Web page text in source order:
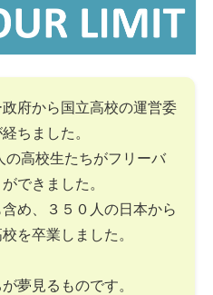
府から国立高校の運営委
ちました。
の高校生たちがフリーバ
できました。
め、３５０人の日本から
を卒業しました。
夢見るものです。